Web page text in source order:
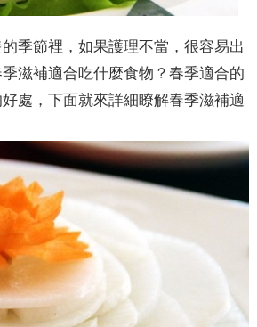
季節裡，如果護理不當，很容易出
滋補適合吃什麼食物？春季適合的
處，下面就來詳細瞭解春季滋補適